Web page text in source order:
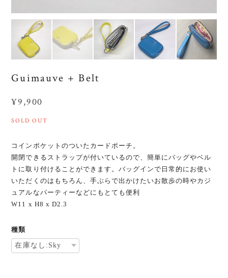
Guimauve + Belt
¥9,900
SOLD OUT
コインポケットのついたカードポーチ。
開閉できるストラップが付いているので、簡単にバッグやベル
トに取り付けることができます。バッグインで日常的にお使い
いただくのはもちろん、手ぶらで出かけたいお散歩の時やカジ
ュアルなパーティーなどにもとても便利
W11 x H8 x D2.3
種類